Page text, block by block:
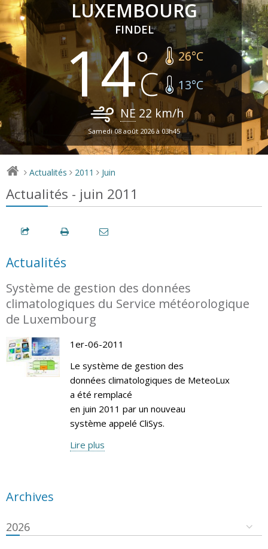
LUXEMBOURG
FINDEL
14 26°C
13°C
NE 22 km/h
Samedi 08 août 2026 à 03h45
> Actualités > 2011 > Juin
Actualités - juin 2011
Actualités
Système de gestion des données
climatologiques du Service météorologique
de Luxembourg
1er-06-2011
Le système de gestion des
données climatologiques de MeteoLux
a été remplacé
en juin 2011 par un nouveau
système appelé CliSys.
Lire plus
Archives
2026